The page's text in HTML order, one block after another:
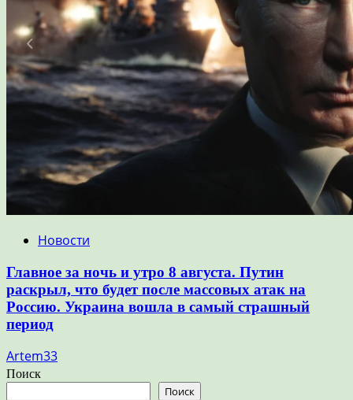
Новости
Главное за ночь и утро 8 августа. Путин
раскрыл, что будет после массовых атак на
Россию. Украина вошла в самый страшный
период
Artem33
Поиск
Поиск